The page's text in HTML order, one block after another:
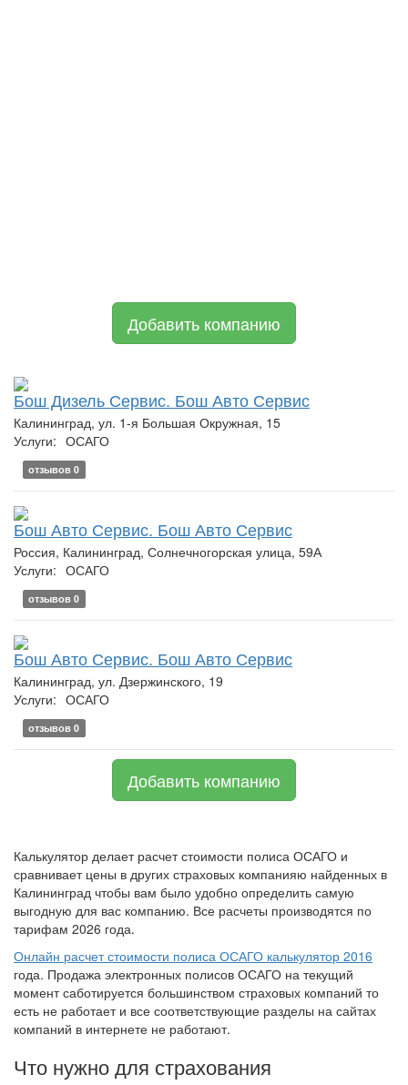
Добавить компанию
Бош Дизель Сервис. Бош Авто Сервис
Калининград, ул. 1-я Большая Окружная, 15
Услуги: ОСАГО
отзывов 0
Бош Авто Сервис. Бош Авто Сервис
Россия, Калининград, Солнечногорская улица, 59А
Услуги: ОСАГО
отзывов 0
Бош Авто Сервис. Бош Авто Сервис
Калининград, ул. Дзержинского, 19
Услуги: ОСАГО
отзывов 0
Добавить компанию
Калькулятор делает расчет стоимости полиса ОСАГО и
сравнивает цены в других страховых компанияю найденных в
Калининград чтобы вам было удобно определить самую
выгодную для вас компанию. Все расчеты производятся по
тарифам 2026 года.
Онлайн расчет стоимости полиса ОСАГО калькулятор 2016
года. Продажа электронных полисов ОСАГО на текущий
момент саботируется большинством страховых компаний то
есть не работает и все соответствующие разделы на сайтах
компаний в интернете не работают.
Что нужно для страхования